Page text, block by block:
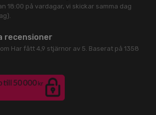
18:00 på vardagar, vi skickar samma dag
recensioner
Har fått 4,9 stjärnor av 5 . Baserat på 1358